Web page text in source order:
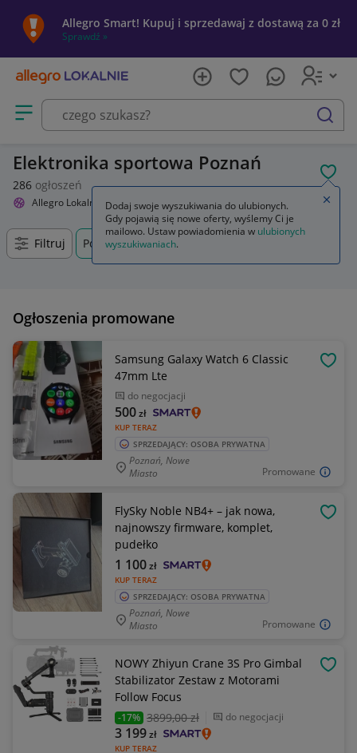
Allegro Smart! Kupuj i sprzedawaj z dostawą za 0 zł
Sprawdź »
Otwórz menu z kategoriami
szukaj
Elektronika sportowa Poznań
286 ogłoszeń
Allegro Lokalnie Sport i turystyka Elektronika sportowa
Filtruj Poznań, Wielkopolskie, +0 km
Ogłoszenia promowane
Promowane
Samsung Galaxy Watch 6 Classic
47mm Lte
do negocjacji
KUP TERAZ
500zł
SPRZEDAJĄCY: OSOBA PRYWATNA
Poznań, Nowe
Miasto
Promowane
FlySky Noble NB4+ – jak nowa,
najnowszy firmware, komplet,
pudełko
KUP TERAZ
1 100zł
SPRZEDAJĄCY: OSOBA PRYWATNA
Poznań, Nowe
Miasto
NOWY Zhiyun Crane 3S Pro Gimbal
Stabilizator Zestaw z Motorami
Follow Focus
-17% 3899,00 zł do negocjacji
KUP TERAZ
3 199zł
Dodaj swoje wyszukiwania do ulubionych.
Gdy pojawią się nowe oferty, wyślemy Ci je
mailowo. Ustaw powiadomienia w ulubionych
wyszukiwaniach.